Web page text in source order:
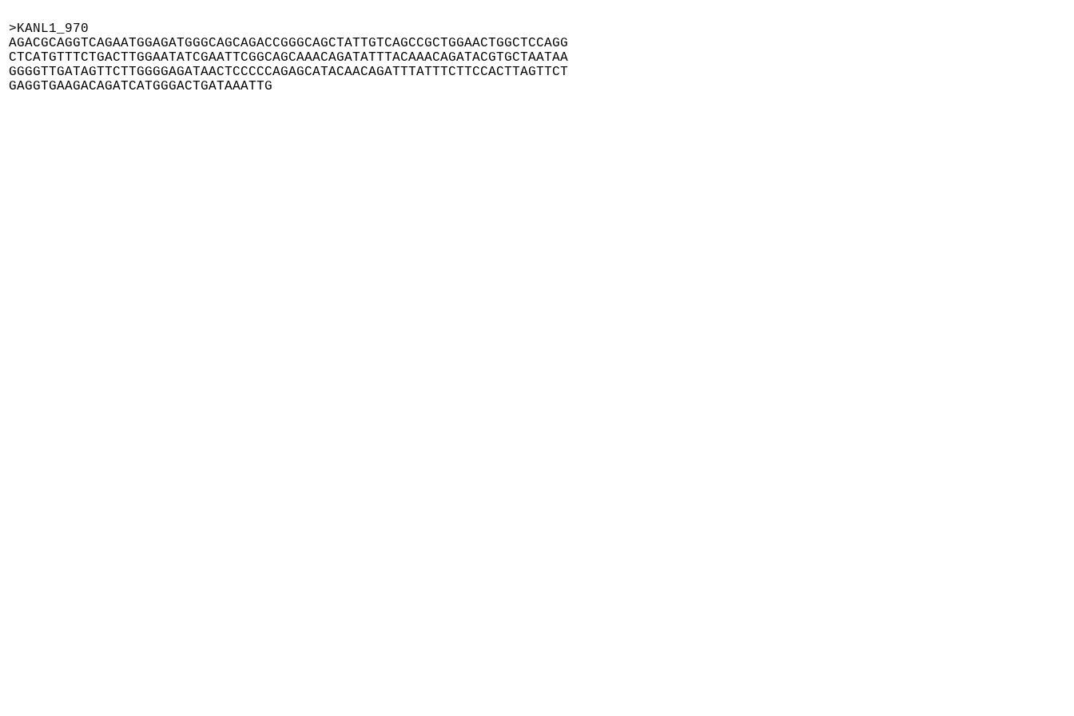
>KANL1_970
AGACGCAGGTCAGAATGGAGATGGGCAGCAGACCGGGCAGCTATTGTCAGCCGCTGGAACTGGCTCCAGG
CTCATGTTTCTGACTTGGAATATCGAATTCGGCAGCAAACAGATATTTACAAACAGATACGTGCTAATAA
GGGGTTGATAGTTCTTGGGGAGATAACTCCCCCAGAGCATACAACAGATTTATTTCTTCCACTTAGTTCT
GAGGTGAAGACAGATCATGGGACTGATAAATTG